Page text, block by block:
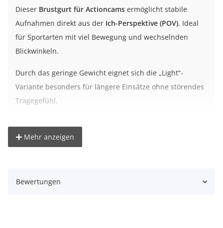
Dieser Brustgurt für Actioncams ermöglicht stabile
Aufnahmen direkt aus der Ich-Perspektive (POV). Ideal
für Sportarten mit viel Bewegung und wechselnden
Blickwinkeln.
Durch das geringe Gewicht eignet sich die „Light“-
Variante besonders für längere Einsätze ohne störendes
Tragegefühl.
Vorteile auf einen Blick
Freihändige Aufnahmen aus der Körperperspektive
Mehr anzeigen
Bewertungen